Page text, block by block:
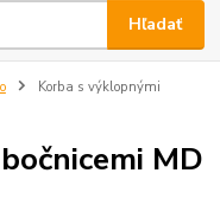
Hľadať
Korba s výklopnými
MD